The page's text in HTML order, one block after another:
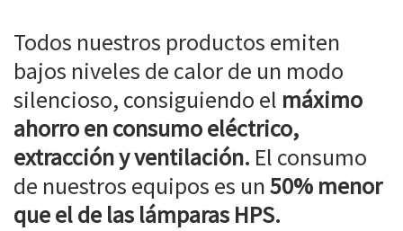
Todos nuestros productos emiten
bajos niveles de calor de un modo
silencioso, consiguiendo el máximo
ahorro en consumo eléctrico,
extracción y ventilación. El consumo
de nuestros equipos es un50% menor
que el de las lámparas HPS.